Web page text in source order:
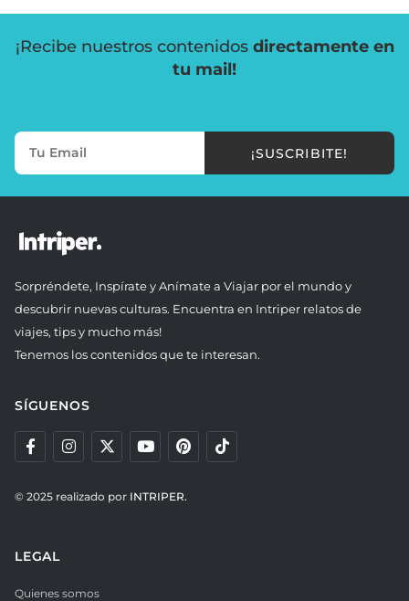
¡Recibe nuestros contenidos directamente en
tu mail!
¡SUSCRIBITE!
Sorpréndete, Inspírate y Anímate a Viajar por el mundo y
descubrir nuevas culturas. Encuentra en Intriper relatos de
viajes, tips y mucho más!
Tenemos los contenidos que te interesan.
SÍGUENOS
© 2025 realizado por INTRIPER.
LEGAL
Quienes somos